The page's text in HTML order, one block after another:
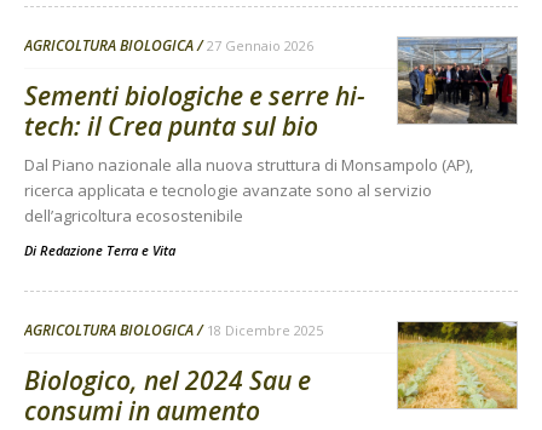
AGRICOLTURA BIOLOGICA 27 Gennaio 2026
Sementi biologiche e serre hi-
tech: il Crea punta sul bio
Dal Piano nazionale alla nuova struttura di Monsampolo (AP),
ricerca applicata e tecnologie avanzate sono al servizio
dell’agricoltura ecosostenibile
Di Redazione Terra e Vita
AGRICOLTURA BIOLOGICA 18 Dicembre 2025
Biologico, nel 2024 Sau e
consumi in aumento